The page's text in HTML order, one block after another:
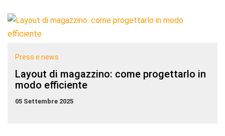
Press e news
Layout di magazzino: come progettarlo in
modo efficiente
05 Settembre 2025